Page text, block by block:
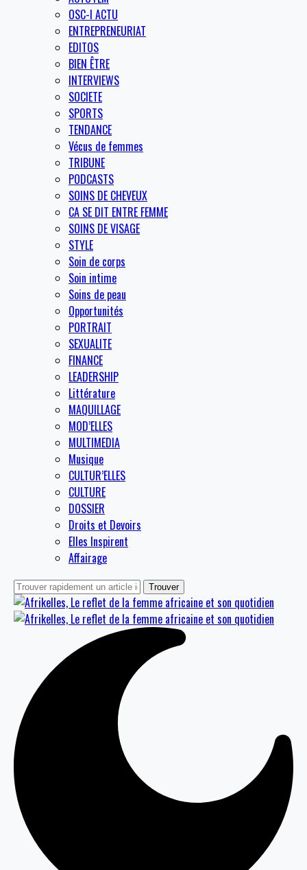
OSC-I ACTU
ENTREPRENEURIAT
EDITOS
BIEN ÊTRE
INTERVIEWS
SOCIETE
SPORTS
TENDANCE
Vécus de femmes
TRIBUNE
PODCASTS
SOINS DE CHEVEUX
CA SE DIT ENTRE FEMME
SOINS DE VISAGE
STYLE
Soin de corps
Soin intime
Soins de peau
Opportunités
PORTRAIT
SEXUALITE
FINANCE
LEADERSHIP
Littérature
MAQUILLAGE
MOD’ELLES
MULTIMEDIA
Musique
CULTUR’ELLES
CULTURE
DOSSIER
Droits et Devoirs
Elles Inspirent
Affairage